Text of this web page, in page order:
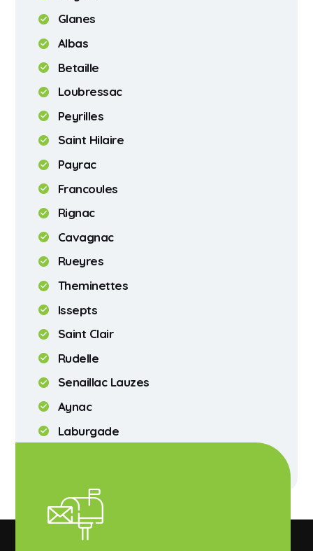
Glanes
Albas
Betaille
Loubressac
Peyrilles
Saint Hilaire
Payrac
Francoules
Rignac
Cavagnac
Rueyres
Theminettes
Issepts
Saint Clair
Rudelle
Senaillac Lauzes
Aynac
Laburgade